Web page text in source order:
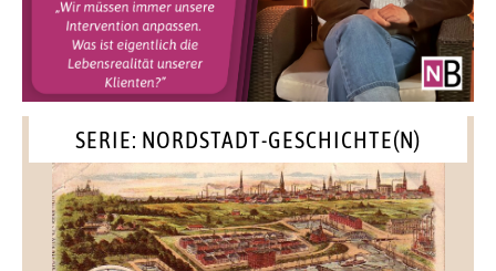
SERIE: NORDSTADT-GESCHICHTE(N)